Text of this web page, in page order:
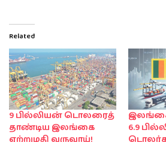
Related
9 பில்லியன் டொலரைத்
தாண்டிய இலங்கை
6.9